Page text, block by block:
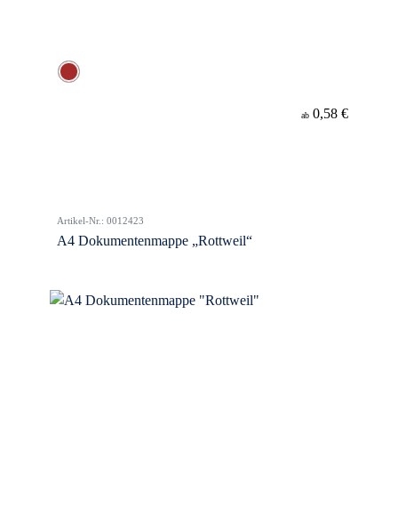
ab 0,58 €
Artikel-Nr.: 0012423
A4 Dokumentenmappe „Rottweil“